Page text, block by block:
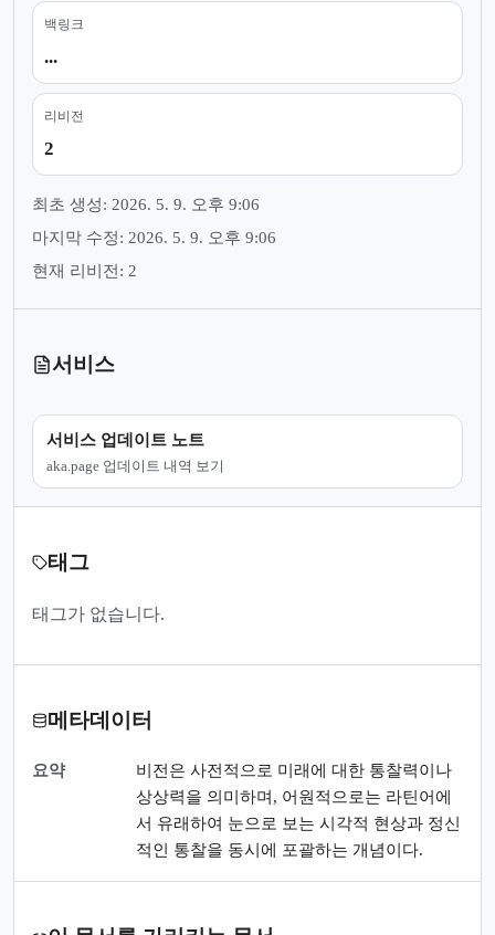
백링크
...
리비전
2
최초 생성: 2026. 5. 9. 오후 9:06
마지막 수정: 2026. 5. 9. 오후 9:06
현재 리비전: 2
서비스
서비스 업데이트 노트
aka.page 업데이트 내역 보기
태그
태그가 없습니다.
메타데이터
요약
비전은 사전적으로 미래에 대한 통찰력이나
상상력을 의미하며, 어원적으로는 라틴어에
서 유래하여 눈으로 보는 시각적 현상과 정신
적인 통찰을 동시에 포괄하는 개념이다.